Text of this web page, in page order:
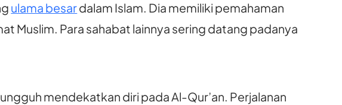
ulama besardalam Islam. Dia memiliki pemahaman
Muslim. Para sahabat lainnya sering datang padanya
mendekatkan diri pada Al-Qur’an. Perjalanan